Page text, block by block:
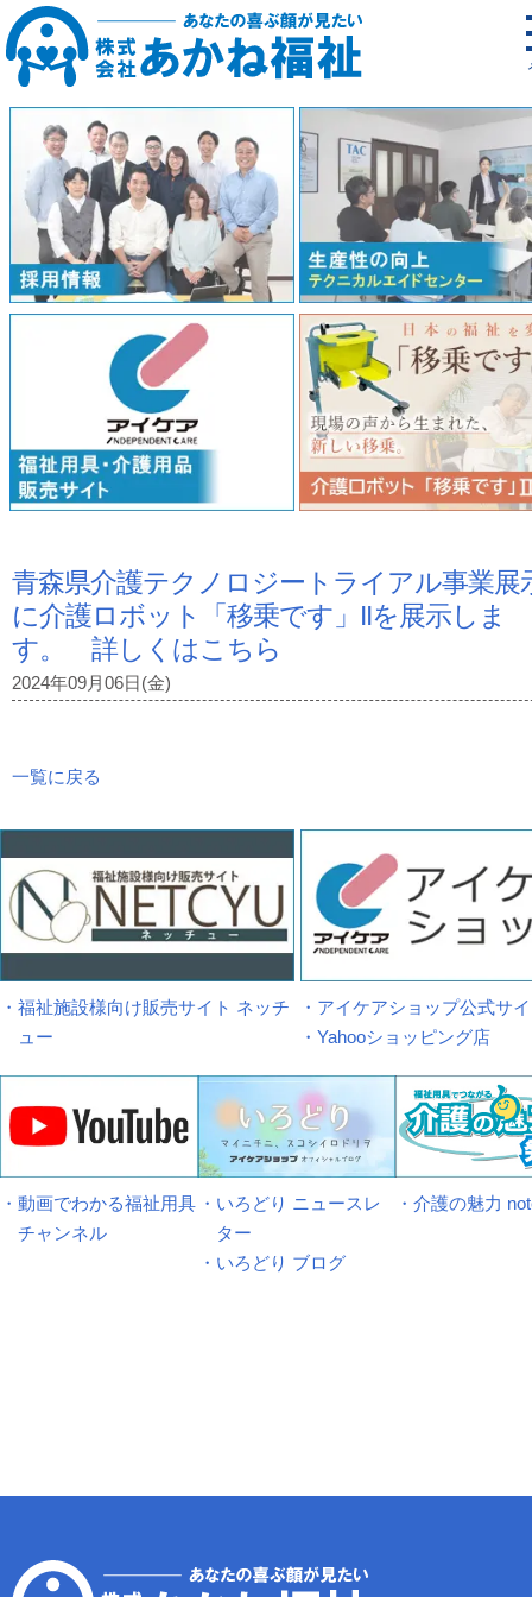
青森県介護テクノロジートライアル事業展
に介護ロボット「移乗です」IIを展示しま
す。 詳しくはこちら
2024年09月06日(金)
一覧に戻る
・福祉施設様向け販売サイト ネッチ
ュー
・アイケアショップ公式サ
・Yahooショッピング店
・動画でわかる福祉用具
チャンネル
・いろどり ニュースレ
ター
・いろどり ブログ
・介護の魅力